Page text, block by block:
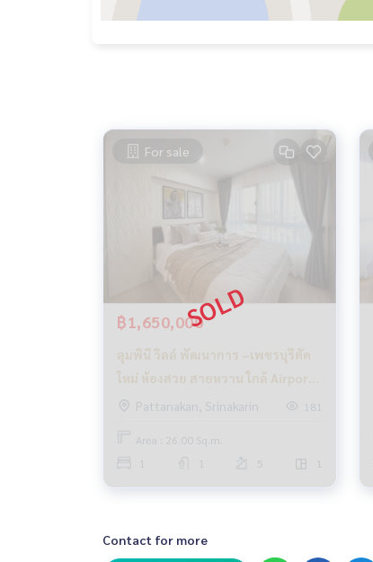
For sale
฿1,650,000
ลุมพินี วิลล์ พัฒนาการ –เพชรบุรีตัด
ใหม่ ห้องสวย สายหวาน ใกล้ Airport
LinkPattanakan, Srinakarin 181
Area : 26.00 Sq.m.
5
Contact for more